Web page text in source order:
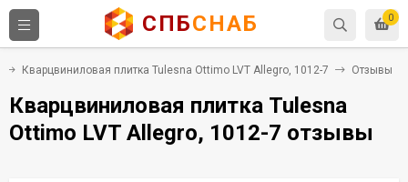
0
СПБСНАБ
Кварцвиниловая плитка Tulesna Ottimo LVT Allegro, 1012-7 Отзывы
Кварцвиниловая плитка Tulesna
Ottimo LVT Allegro, 1012-7 отзывы